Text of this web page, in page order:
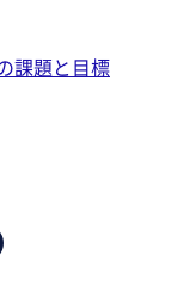
課題と目標